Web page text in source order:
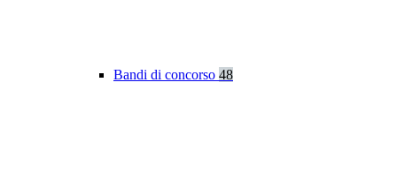
Bandi di concorso 48